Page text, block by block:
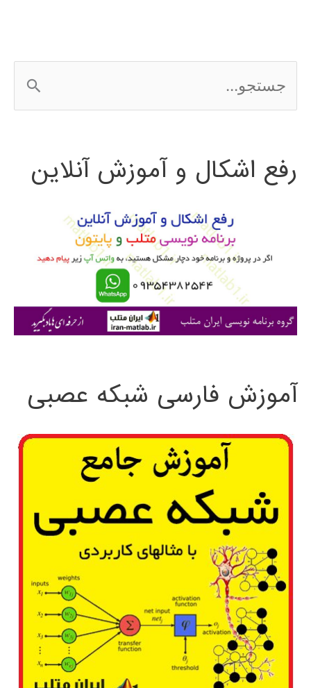
س
ج
ی
رفع اشکال و آموزش آنلاین
آموزش فارسی شبکه عصبی